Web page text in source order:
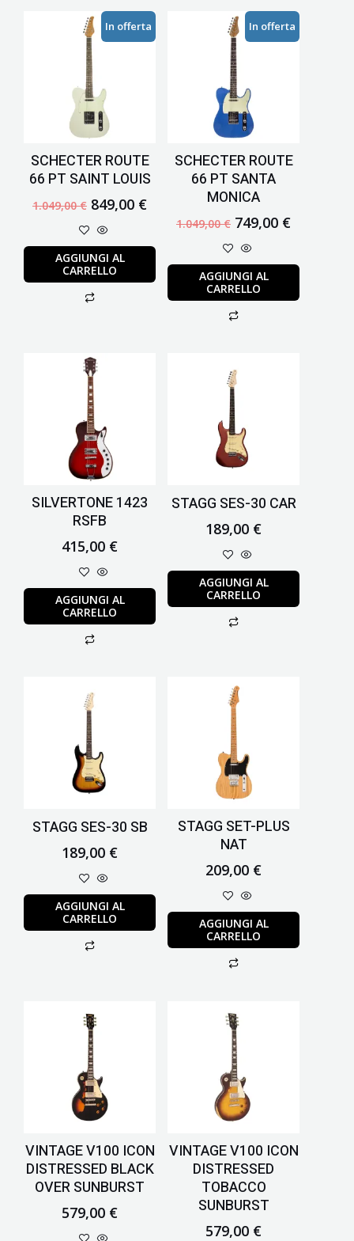
In offerta
SCHECTER ROUTE
66 PT SAINT LOUIS
1.049,00€
Il
prezzo
originale
era:
1.049,00 €.
849,00 €
Il
prezzo
AGGIUNGI AL
CARRELLO
In offerta
SCHECTER ROUTE
66 PT SANTA
MONICA
1.049,00€
Il
prezzo
originale
era:
1.049,00 €.
749,00 €
Il
prezzo
AGGIUNGI AL
CARRELLO
SILVERTONE 1423
RSFB
415,00 €
AGGIUNGI AL
CARRELLO
STAGG SES-30 CAR
189,00 €
AGGIUNGI AL
CARRELLO
STAGG SES-30 SB
189,00 €
AGGIUNGI AL
CARRELLO
STAGG SET-PLUS
NAT
209,00 €
AGGIUNGI AL
CARRELLO
VINTAGE V100 ICON
DISTRESSED BLACK
OVER SUNBURST
579,00 €
VINTAGE V100 ICON
DISTRESSED
TOBACCO
SUNBURST
579,00 €